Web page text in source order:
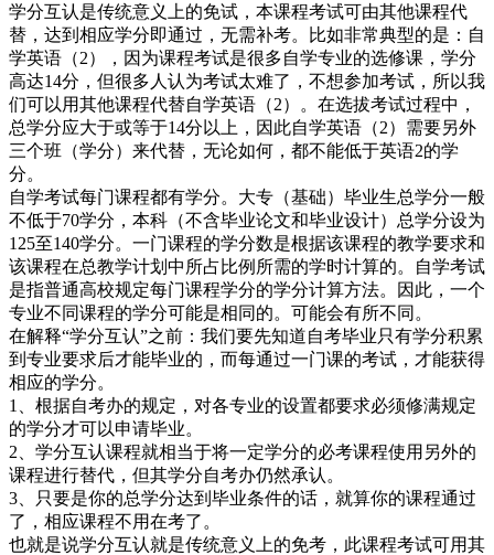
学分互认是传统意义上的免试，本课程考试可由其他课程代
替，达到相应学分即通过，无需补考。比如非常典型的是：自
学英语（2），因为课程考试是很多自学专业的选修课，学分
高达14分，但很多人认为考试太难了，不想参加考试，所以我
们可以用其他课程代替自学英语（2）。在选拔考试过程中，
总学分应大于或等于14分以上，因此自学英语（2）需要另外
三个班（学分）来代替，无论如何，都不能低于英语2的学
分。
自学考试每门课程都有学分。大专（基础）毕业生总学分一般
不低于70学分，本科（不含毕业论文和毕业设计）总学分设为
125至140学分。一门课程的学分数是根据该课程的教学要求和
该课程在总教学计划中所占比例所需的学时计算的。自学考试
是指普通高校规定每门课程学分的学分计算方法。因此，一个
专业不同课程的学分可能是相同的。可能会有所不同。
在解释“学分互认”之前：我们要先知道自考毕业只有学分积累
到专业要求后才能毕业的，而每通过一门课的考试，才能获得
相应的学分。
1、根据自考办的规定，对各专业的设置都要求必须修满规定
的学分才可以申请毕业。
2、学分互认课程就相当于将一定学分的必考课程使用另外的
课程进行替代，但其学分自考办仍然承认。
3、只要是你的总学分达到毕业条件的话，就算你的课程通过
了，相应课程不用在考了。
也就是说学分互认就是传统意义上的免考，此课程考试可用其